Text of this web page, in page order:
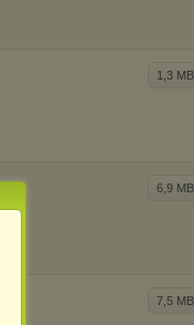
1,3 MB
6,9 MB
7,5 MB